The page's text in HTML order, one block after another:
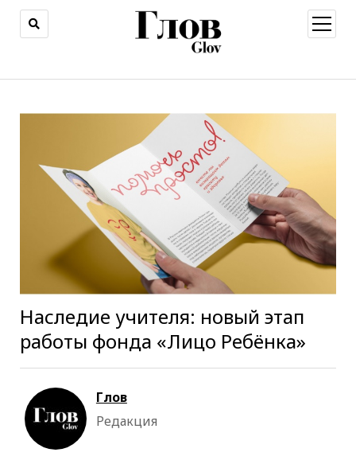
меню
Наследие учителя: новый этап
работы фонда «Лицо Ребёнка»
Глов
Редакция